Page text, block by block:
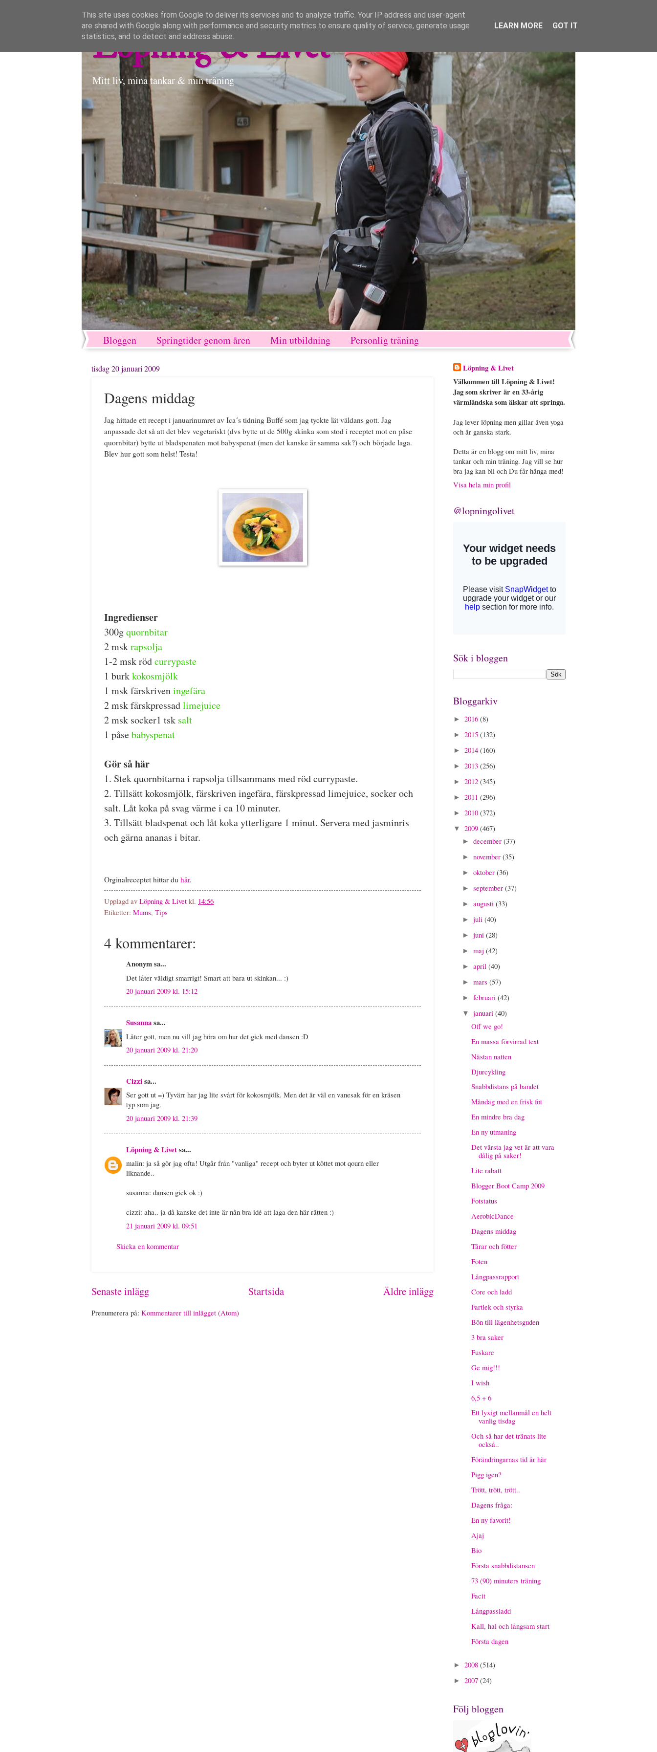
Löpning & Livet
Mitt liv, mina tankar & min träning
Bloggen Springtider genom åren Min utbildning Personlig träning
tisdag 20 januari 2009
Dagens middag
Jag hittade ett recept i januarinumret av Ica´s tidning Buffé som jag tyckte lät väldans gott. Jag
anpassade det så att det blev vegetariskt (dvs bytte ut de 500g skinka som stod i receptet mot en påse
quornbitar) bytte ut bladspenaten mot babyspenat (men det kanske är samma sak?) och började laga.
Blev hur gott som helst! Testa!
Ingredienser
300gquornbitar
2 mskrapsolja
1-2 msk rödcurrypaste
1 burkkokosmjölk
1 msk färskriveningefära
2 msk färskpressadlimejuice
2 msk socker1 tsk salt
1 påsebabyspenat
Gör så här
1. Stek quornbitarna i rapsolja tillsammans med röd currypaste.
2. Tillsätt kokosmjölk, färskriven ingefära, färskpressad limejuice, socker och
salt. Låt koka på svag värme i ca 10 minuter.
3. Tillsätt bladspenat och låt koka ytterligare 1 minut. Servera med jasminris
och gärna ananas i bitar.
Orginalreceptet hittar du här.
Upplagd av Löpning & Livet kl. 14:56
Etiketter: Mums, Tips
4 kommentarer:
Anonym sa...
Det låter väldigt smarrigt! Smart att bara ut skinkan... :)
20 januari 2009 kl. 15:12
Susannasa...
Låter gott, men nu vill jag höra om hur det gick med dansen :D
20 januari 2009 kl. 21:20
Cizzisa...
Ser gott ut =) Tyvärr har jag lite svårt för kokosmjölk. Men det är väl en vanesak för en kräsen
typ som jag.
20 januari 2009 kl. 21:39
Löpning & Livetsa...
malin: ja så gör jag ofta! Utgår från "vanliga" recept och byter ut köttet mot qourn eller
liknande..
susanna: dansen gick ok :)
cizzi: aha.. ja då kanske det inte är nån bra idé att laga den här rätten :)
21 januari 2009 kl. 09:51
Skicka en kommentar
Senaste inlägg Äldre inlägg
Startsida
Prenumerera på: Kommentarer till inlägget (Atom)
Löpning & Livet
Välkommen till Löpning & Livet!
Jag som skriver är en 33-årig
värmländska som älskar att springa.
Jag lever löpning men gillar även yoga
och är ganska stark.
Detta är en blogg om mitt liv, mina
tankar och min träning. Jag vill se hur
bra jag kan bli och Du får hänga med!
Visa hela min profil
@lopningolivet
Sök i bloggen
Bloggarkiv
► 2016 (8)
► 2015 (132)
► 2014 (160)
► 2013 (256)
► 2012 (345)
► 2011 (296)
► 2010 (372)
▼ 2009 (467)
► december (37)
► november (35)
► oktober (36)
► september (37)
► augusti (33)
► juli (40)
► juni (28)
► maj (42)
► april (40)
► mars (57)
► februari (42)
▼ januari (40)
Off we go!
En massa förvirrad text
Nästan natten
Djurcykling
Snabbdistans på bandet
Måndag med en frisk fot
En mindre bra dag
En ny utmaning
Det värsta jag vet är att vara
dålig på saker!
Lite rabatt
Blogger Boot Camp 2009
Fotstatus
AerobicDance
Dagens middag
Tårar och fötter
Foten
Långpassrapport
Core och ladd
Fartlek och styrka
Bön till lägenhetsguden
3 bra saker
Fuskare
Ge mig!!!
I wish
6,5 + 6
Ett lyxigt mellanmål en helt
vanlig tisdag
Och så har det tränats lite
också..
Förändringarnas tid är här
Pigg igen?
Trött, trött, trött..
Dagens fråga:
En ny favorit!
Ajaj
Bio
Första snabbdistansen
73 (90) minuters träning
Facit
Långpassladd
Kall, hal och långsam start
Första dagen
► 2008 (514)
► 2007 (24)
Följ bloggen
This site uses cookies from Google to deliver its services and to analyze traffic. Your IP address and user-agent
are shared with Google along with performance and security metrics to ensure quality of service, generate usage
statistics, and to detect and address abuse.
LEARN MORE GOT IT